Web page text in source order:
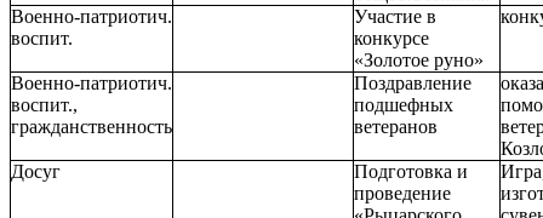
Военно-патриотич.
воспит.
Участие в
конкурсе
«Золотое руно»
Военно-патриотич.
воспит.,
гражданственность
Поздравление
подшефных
ветеранов
Досуг
Подготовка и
проведение